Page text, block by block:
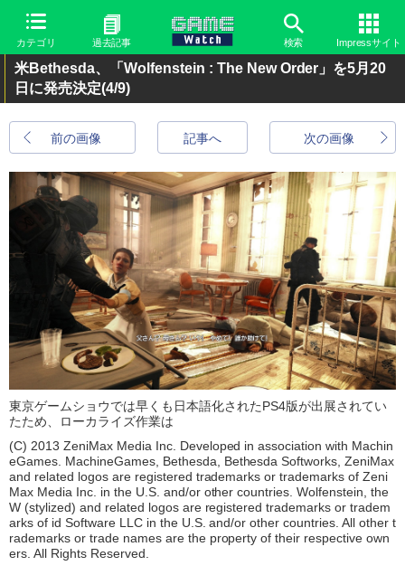
カテゴリ 過去記事 検索 Impressサイト
米Bethesda、「Wolfenstein : The New Order」を5月20
日に発売決定(4/9)
前の画像 次の画像
記事へ
東京ゲームショウでは早くも日本語化されたPS4版が出展されてい
たため、ローカライズ作業は
(C) 2013 ZeniMax Media Inc. Developed in association with Machin
eGames. MachineGames, Bethesda, Bethesda Softworks, ZeniMax
and related logos are registered trademarks or trademarks of Zeni
Max Media Inc. in the U.S. and/or other countries. Wolfenstein, the
W (stylized) and related logos are registered trademarks or tradem
arks of id Software LLC in the U.S. and/or other countries. All other t
rademarks or trade names are the property of their respective own
ers. All Rights Reserved.